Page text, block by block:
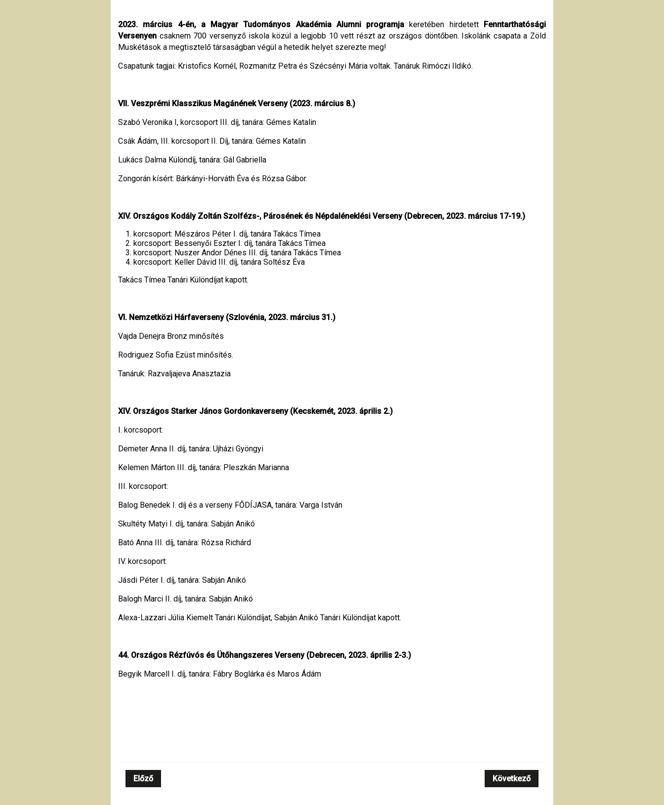
2023. március 4-én, a Magyar Tudományos Akadémia Alumni programjakeretében hirdetett Fenntarthatósági
Versenyen csaknem 700 versenyző iskola közül a legjobb 10 vett részt az országos döntőben. Iskolánk csapata a Zöld
Muskétások a megtisztelő társaságban végül a hetedik helyet szerezte meg!
Csapatunk tagjai: Kristofics Kornél, Rozmanitz Petra és Szécsényi Mária voltak. Tanáruk Rimóczi Ildikó.
VII. Veszprémi Klasszikus Magánének Verseny (2023. március 8.)
Szabó Veronika I, korcsoport III. díj, tanára: Gémes Katalin
Csák Ádám, III. korcsoport II. Díj, tanára: Gémes Katalin
Lukács Dalma Különdíj, tanára: Gál Gabriella
Zongorán kísért: Bárkányi-Horváth Éva és Rózsa Gábor.
XIV. Országos Kodály Zoltán Szolfézs-, Párosének és Népdaléneklési Verseny (Debrecen, 2023. március 17-19.)
korcsoport: Mészáros Péter I. díj, tanára Takács Tímea
korcsoport: Bessenyői Eszter I. díj, tanára Takács Tímea
korcsoport: Nuszer Andor Dénes III. díj, tanára Takács Tímea
korcsoport: Keller Dávid III. díj, tanára Soltész Éva
Takács Tímea Tanári Különdíjat kapott.
VI. Nemzetközi Hárfaverseny (Szlovénia, 2023. március 31.)
Vajda Denejra Bronz minősítés
Rodriguez Sofia Ezüst minősítés.
Tanáruk: Razvaljajeva Anasztazia
XIV. Országos Starker János Gordonkaverseny (Kecskemét, 2023. április 2.)
I. korcsoport:
Demeter Anna II. díj, tanára: Ujházi Gyöngyi
Kelemen Márton III. díj, tanára: Pleszkán Marianna
III. korcsoport:
Balog Benedek I. díj és a verseny FŐDÍJASA, tanára: Varga István
Skultéty Matyi I. díj, tanára: Sabján Anikó
Bató Anna III. díj, tanára: Rózsa Richárd
IV. korcsoport:
Jásdi Péter I. díj, tanára: Sabján Anikó
Balogh Marci II. díj, tanára: Sabján Anikó
Alexa-Lazzari Júlia Kiemelt Tanári Különdíjat, Sabján Anikó Tanári Különdíjat kapott.
44. Országos Rézfúvós és Ütőhangszeres Verseny (Debrecen, 2023. április 2-3.)
Begyik Marcell I. díj, tanára: Fábry Boglárka és Maros Ádám
Előző Következő